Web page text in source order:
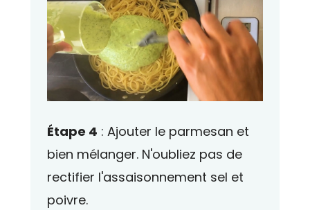
Étape 4 : Ajouter le parmesan et
bien mélanger. N'oubliez pas de
rectifier l'assaisonnement sel et
poivre.